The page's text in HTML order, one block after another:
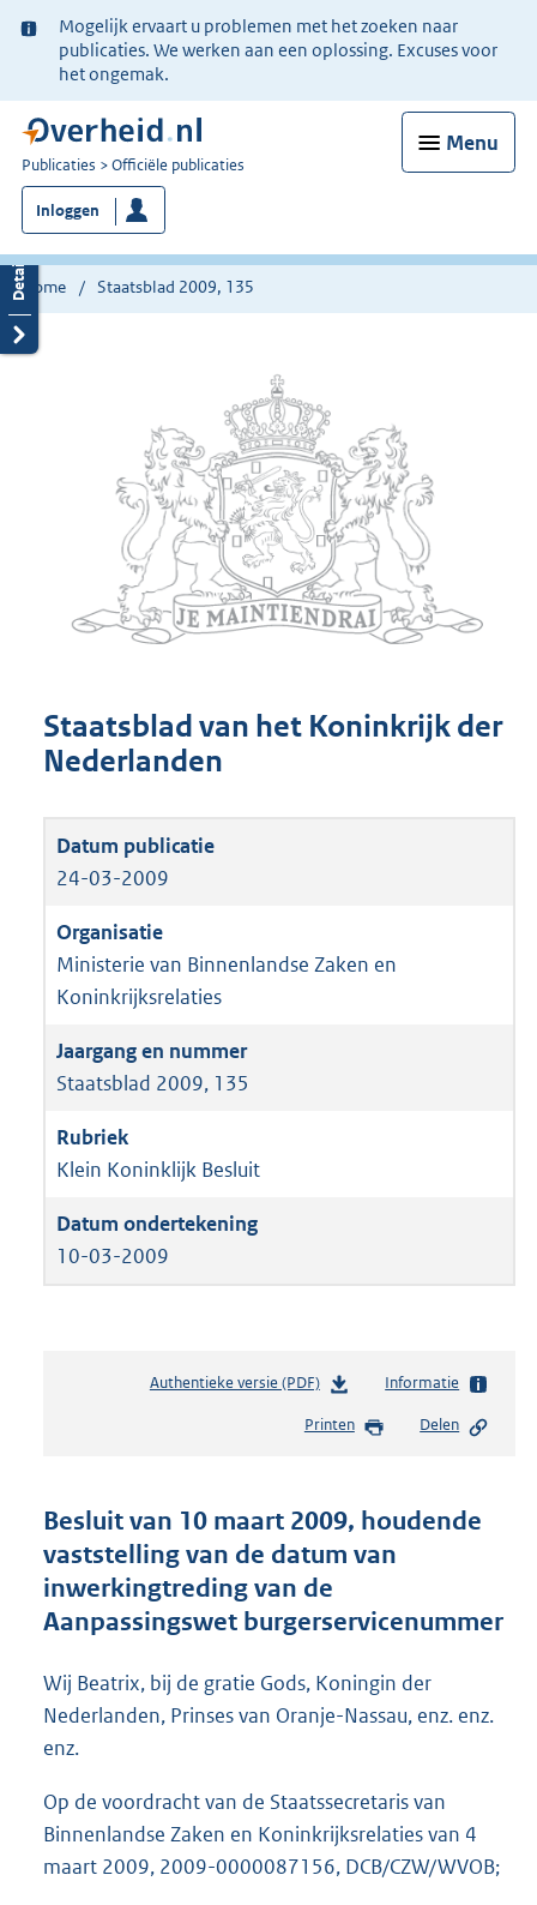
Ter
informatie:
Mogelijk ervaart u problemen met het zoeken naar
publicaties. We werken aan een oplossing. Excuses voor
het ongemak.
Menu
U
bent
nu
hier:
Publicaties Officiële publicaties
Inloggen
Home Staatsblad 2009, 135
Staatsblad van het Koninkrijk der
Nederlanden
24-03-2009
Ministerie van Binnenlandse Zaken en
Koninkrijksrelaties
Staatsblad 2009, 135
Klein Koninklijk Besluit
10-03-2009
Authentieke versie (PDF)b
s
n
d
s
g
o
t
t
5
K
b
Informatie
Printen Delen
Besluit van 10 maart 2009, houdende
vaststelling van de datum van
inwerkingtreding van de
Aanpassingswet burgerservicenummer
Wij Beatrix, bij de gratie Gods, Koningin der
Nederlanden, Prinses van Oranje-Nassau, enz. enz.
enz.
Op de voordracht van de Staatssecretaris van
Binnenlandse Zaken en Koninkrijksrelaties van 4
maart 2009, 2009-0000087156, DCB/CZW/WVOB;